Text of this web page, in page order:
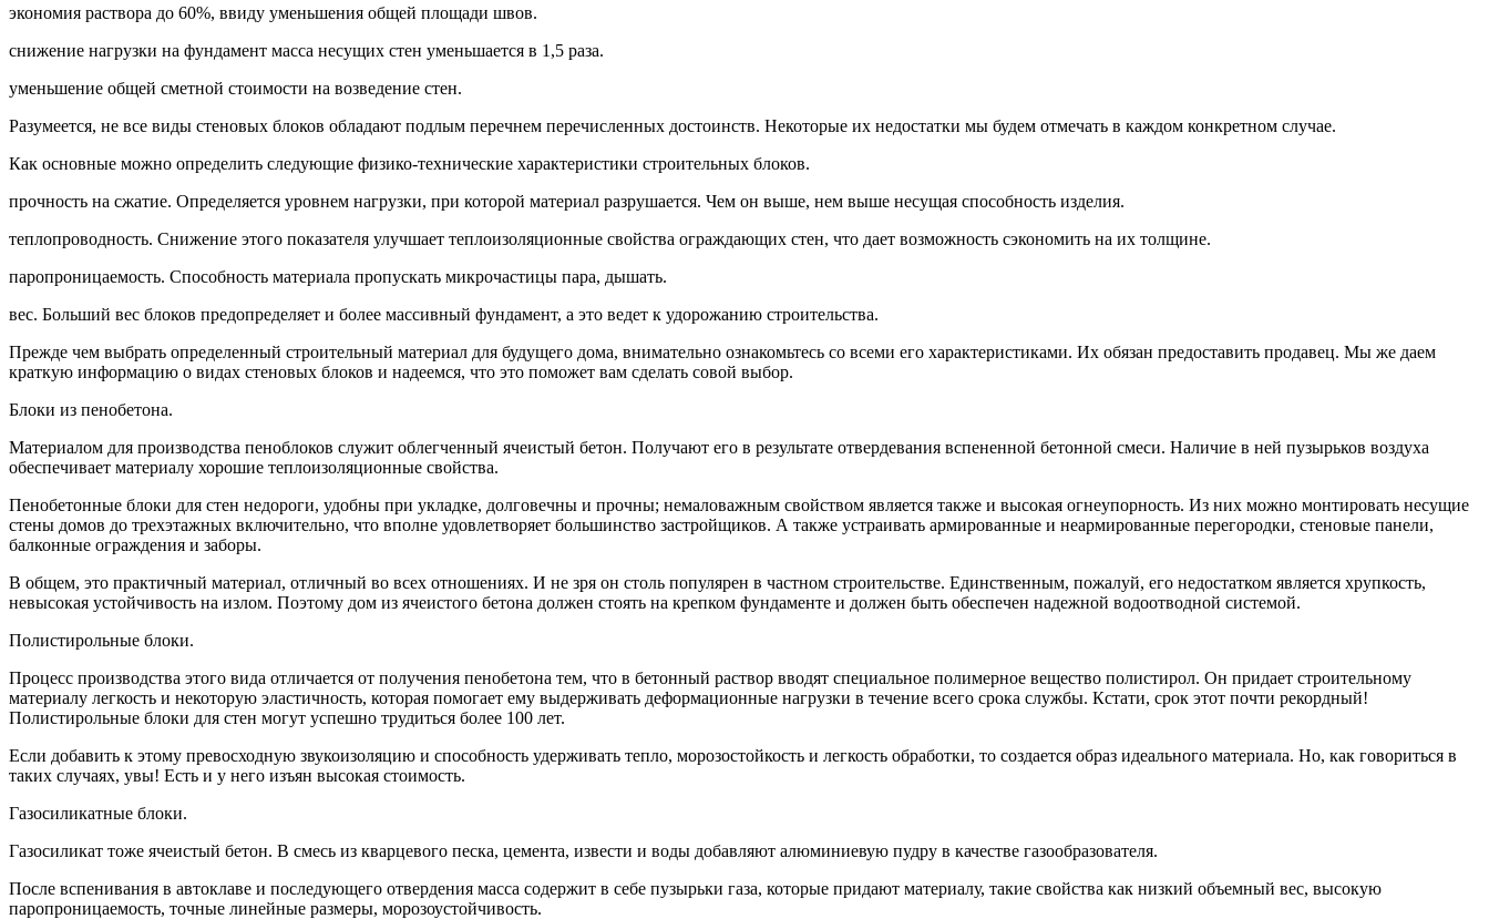
экономия раствора до 60%, ввиду уменьшения общей площади швов.
снижение нагрузки на фундамент масса несущих стен уменьшается в 1,5 раза.
уменьшение общей сметной стоимости на возведение стен.
Разумеется, не все виды стеновых блоков обладают подлым перечнем перечисленных достоинств. Некоторые их недостатки мы будем отмечать в каждом конкретном случае.
Как основные можно определить следующие физико-технические характеристики строительных блоков.
прочность на сжатие. Определяется уровнем нагрузки, при которой материал разрушается. Чем он выше, нем выше несущая способность изделия.
теплопроводность. Снижение этого показателя улучшает теплоизоляционные свойства ограждающих стен, что дает возможность сэкономить на их толщине.
паропроницаемость. Способность материала пропускать микрочастицы пара, дышать.
вес. Больший вес блоков предопределяет и более массивный фундамент, а это ведет к удорожанию строительства.
Прежде чем выбрать определенный строительный материал для будущего дома, внимательно ознакомьтесь со всеми его характеристиками. Их обязан предоставить продавец. Мы же даем
краткую информацию о видах стеновых блоков и надеемся, что это поможет вам сделать совой выбор.
Блоки из пенобетона.
Материалом для производства пеноблоков служит облегченный ячеистый бетон. Получают его в результате отвердевания вспененной бетонной смеси. Наличие в ней пузырьков воздуха
обеспечивает материалу хорошие теплоизоляционные свойства.
Пенобетонные блоки для стен недороги, удобны при укладке, долговечны и прочны; немаловажным свойством является также и высокая огнеупорность. Из них можно монтировать несущие
стены домов до трехэтажных включительно, что вполне удовлетворяет большинство застройщиков. А также устраивать армированные и неармированные перегородки, стеновые панели,
балконные ограждения и заборы.
В общем, это практичный материал, отличный во всех отношениях. И не зря он столь популярен в частном строительстве. Единственным, пожалуй, его недостатком является хрупкость,
невысокая устойчивость на излом. Поэтому дом из ячеистого бетона должен стоять на крепком фундаменте и должен быть обеспечен надежной водоотводной системой.
Полистирольные блоки.
Процесс производства этого вида отличается от получения пенобетона тем, что в бетонный раствор вводят специальное полимерное вещество полистирол. Он придает строительному
материалу легкость и некоторую эластичность, которая помогает ему выдерживать деформационные нагрузки в течение всего срока службы. Кстати, срок этот почти рекордный!
Полистирольные блоки для стен могут успешно трудиться более 100 лет.
Если добавить к этому превосходную звукоизоляцию и способность удерживать тепло, морозостойкость и легкость обработки, то создается образ идеального материала. Но, как говориться в
таких случаях, увы! Есть и у него изъян высокая стоимость.
Газосиликатные блоки.
Газосиликат тоже ячеистый бетон. В смесь из кварцевого песка, цемента, извести и воды добавляют алюминиевую пудру в качестве газообразователя.
После вспенивания в автоклаве и последующего отвердения масса содержит в себе пузырьки газа, которые придают материалу, такие свойства как низкий объемный вес, высокую
паропроницаемость, точные линейные размеры, морозоустойчивость.